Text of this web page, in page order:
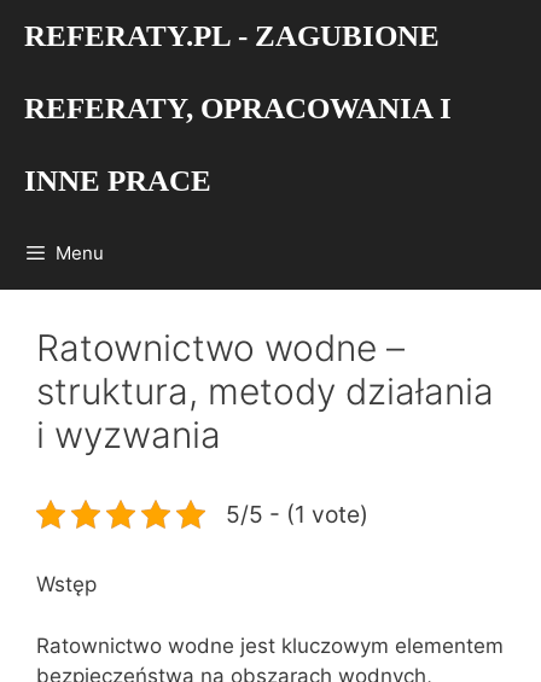
REFERATY.PL - ZAGUBIONE
REFERATY, OPRACOWANIA I
INNE PRACE
Menu
Ratownictwo wodne –
struktura, metody działania
i wyzwania
5/5 - (1 vote)
Wstęp
Ratownictwo wodne jest kluczowym elementem
bezpieczeństwa na obszarach wodnych,